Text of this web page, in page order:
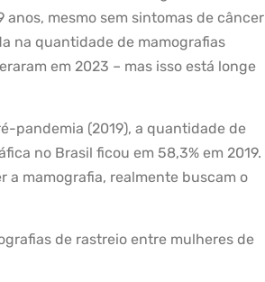
mesmo sem sintomas de câncer
na quantidade de mamografias
em 2023 – mas isso está longe
pandemia (2019), a quantidade de
no Brasil ficou em 58,3% em 2019.
a mamografia, realmente buscam o
de rastreio entre mulheres de